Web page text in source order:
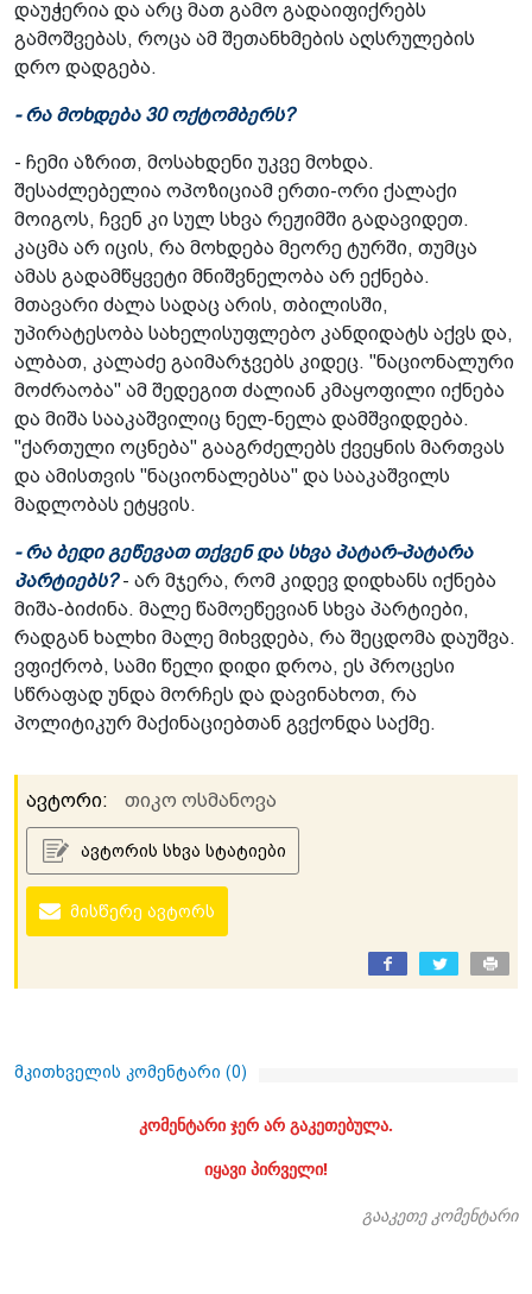
დაუჭერია და არც მათ გამო გადაიფიქრებს
გამოშვებას, როცა ამ შეთანხმების აღსრულების
დრო დადგება.
- რა მოხდება 30 ოქტომბერს?
- ჩემი აზრით, მოსახდენი უკვე მოხდა.
შესაძლებელია ოპოზიციამ ერთი-ორი ქალაქი
მოიგოს, ჩვენ კი სულ სხვა რეჟიმში გადავიდეთ.
კაცმა არ იცის, რა მოხდება მეორე ტურში, თუმცა
ამას გადამწყვეტი მნიშვნელობა არ ექნება.
მთავარი ძალა სადაც არის, თბილისში,
უპირატესობა სახელისუფლებო კანდიდატს აქვს და,
ალბათ, კალაძე გაიმარჯვებს კიდეც. "ნაციონალური
მოძრაობა" ამ შედეგით ძალიან კმაყოფილი იქნება
და მიშა სააკაშვილიც ნელ-ნელა დამშვიდდება.
"ქართული ოცნება" გააგრძელებს ქვეყნის მართვას
და ამისთვის "ნაციონალებსა" და სააკაშვილს
მადლობას ეტყვის.
- რა ბედი გეწევათ თქვენ და სხვა პატარ-პატარა
პარტიებს?- არ მჯერა, რომ კიდევ დიდხანს იქნება
მიშა-ბიძინა. მალე წამოეწევიან სხვა პარტიები,
რადგან ხალხი მალე მიხვდება, რა შეცდომა დაუშვა.
ვფიქრობ, სამი წელი დიდი დროა, ეს პროცესი
სწრაფად უნდა მორჩეს და დავინახოთ, რა
პოლიტიკურ მაქინაციებთან გვქონდა საქმე.
ავტორი: თიკო ოსმანოვა
ავტორის სხვა სტატიები
მისწერე ავტორს
მკითხველის კომენტარი (0)
კომენტარი ჯერ არ გაკეთებულა.
იყავი პირველი!
გააკეთე კომენტარი